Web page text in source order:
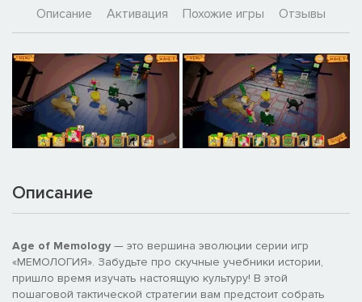
Описание Активация Похожие игры Отзывы
Описание
Age of Memology — это вершина эволюции серии игр
«МЕМОЛОГИЯ». Забудьте про скучные учебники истории,
пришло время изучать настоящую культуру! В этой
пошаговой тактической стратегии вам предстоит собрать